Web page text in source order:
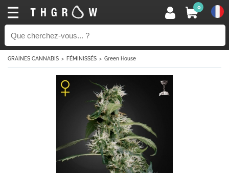
0
GRAINES CANNABIS FÉMINISSÉS Green House